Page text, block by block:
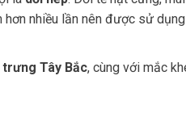
hơn nhiều lần nên được sử
Tây Bắc, cùng với mắc